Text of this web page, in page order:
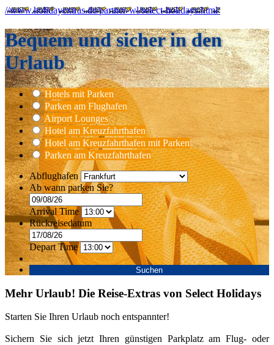
//www.holidayextras.de/partner-wl/select-holidays.html
Bequem und sicher in den
Urlaub
Hotels mit Parken
Parken am Flughafen
Airport Lounges
Hotel am Kreuzfahrthafen
Hotel am Kreuzfahrthafen mit Parken
Parken am Kreuzfahrthafen
Abflughafen
Ab wann parken Sie?
Arrival Time
Rückreisedatum
Depart Time
Suchen
Mehr Urlaub! Die Reise-Extras von Select Holidays
Starten Sie Ihren Urlaub noch entspannter!
Sichern Sie sich jetzt Ihren günstigen Parkplatz am Flug- oder